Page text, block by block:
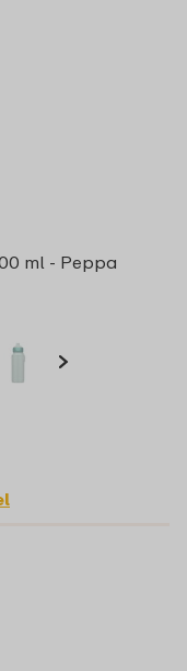
ml - Peppa